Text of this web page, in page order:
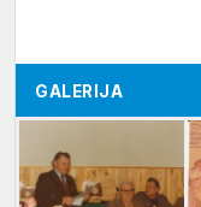
GALERIJA